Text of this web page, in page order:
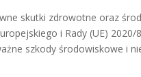
skutki zdrowotne oraz
i Rady (UE)
szkody środowiskowe i